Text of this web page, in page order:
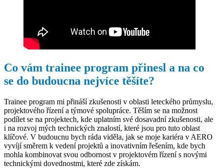
Co vám trainee program přinesl a na co
se do budoucna nejvíce těšíte?
Trainee program mi přináší zkušenosti v oblasti leteckého průmyslu,
projektového řízení a týmové spolupráce. Těším se na možnost
podílet se na projektech, kde uplatním své dosavadní zkušenosti, ale
i na rozvoj mých technických znalostí, které jsou pro tuto oblast
klíčové. V budoucnu bych ráda viděla, jak se moje kariéra v AERO
vyvíjí směrem k vedení projektů a inovativním řešením, kde bych
mohla kombinovat svou odbornost v projektovém řízení s novými
technickými dovednostmi, které zde získám.